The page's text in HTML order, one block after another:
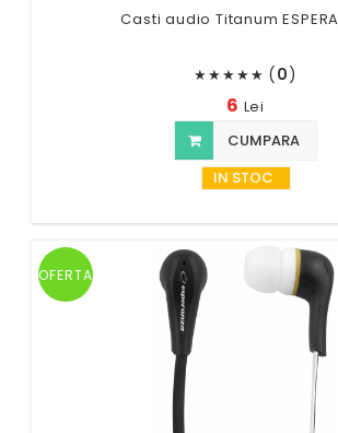
Casti audio Titanum
★★★★★ (0)
6 Lei
CUMPARA
IN STOC
OFERTA